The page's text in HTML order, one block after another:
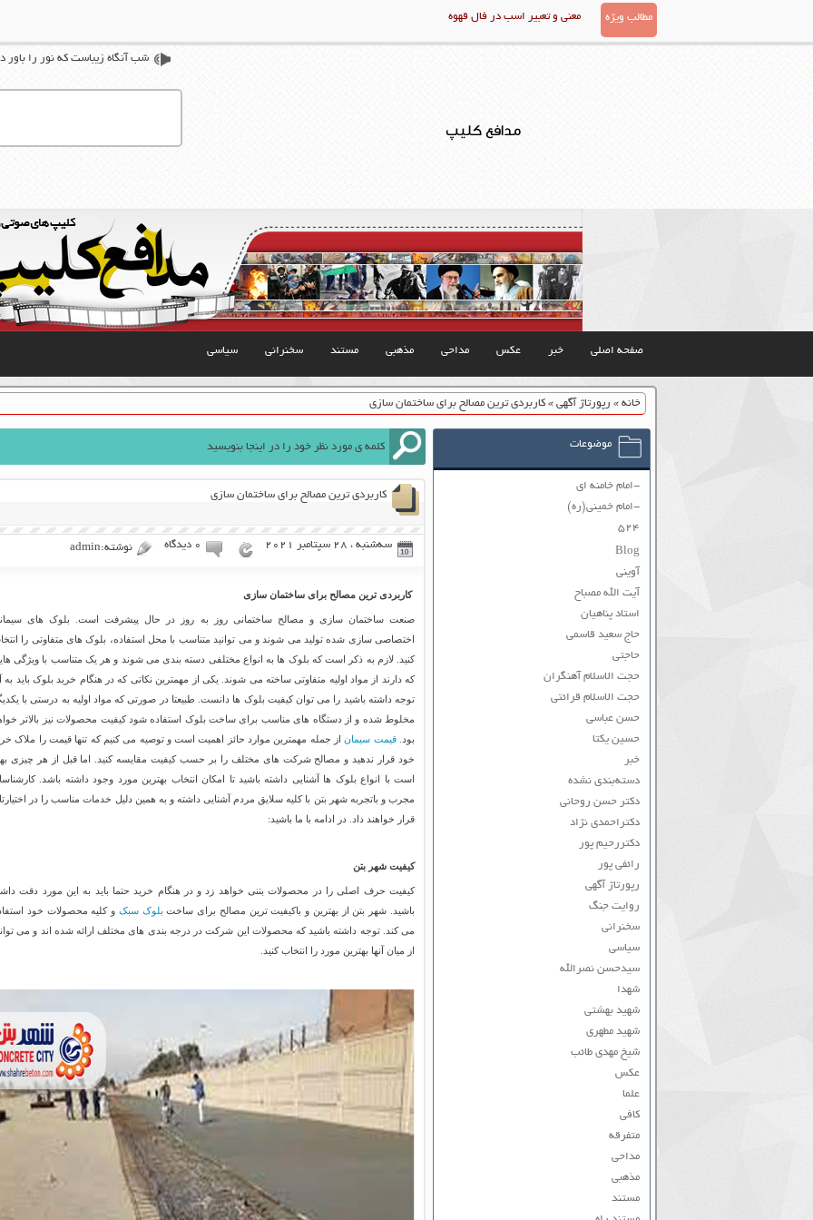
مطالب ویژه معنی و تعبیر اسب در فال قهوه
مدافع کلیپ
شب آنگاه زیباست که نور را باور
صفحه اصلی خبر عکس مداحی مذهبی مستند سخنرانی سیاسی
خانه» رپورتاژ آگهی» کاربردی ترین مصالح برای ساختمان سازی
کاربردی ترین مصالح برای ساختمان سازی
سه‌شنبه ، 28 سپتامبر 2021 ۰ دیدگاه نوشته:admin
کاربردی ترین مصالح برای ساختمان سازی
صنعت ساختمان سازی و مصالح ساختمانی روز به روز در حال پیشرفت است. بلوک های
اختصاصی سازی شده تولید می شوند و می توانید متناسب با محل استفاده، بلوک های متفاوتی را
کنید. لازم به ذکر است که بلوک ها به انواع مختلفی دسته بندی می شوند و هر یک متناسب با ویژگی
که دارند از مواد اولیه متفاوتی ساخته می شوند. یکی از مهمترین نکاتی که در هنگام خرید بلوک باید به
توجه داشته باشید را می توان کیفیت بلوک ها دانست. طبیعتا در صورتی که مواد اولیه به درستی با
مخلوط شده و از دستگاه های مناسب برای ساخت بلوک استفاده شود کیفیت محصولات نیز بالاتر
بود.قیمت سیماناز جمله مهمترین موارد حائز اهمیت است و توصیه می کنیم که تنها قیمت را ملاک
خود قرار ندهید و مصالح شرکت های مختلف را بر حسب کیفیت مقایسه کنید. اما قبل از هر چیزی
است با انواع بلوک ها آشنایی داشته باشید تا امکان انتخاب بهترین مورد وجود داشته باشد.
مجرب و باتجربه شهر بتن با کلیه سلایق مردم آشنایی داشته و به همین دلیل خدمات مناسب را در
قرار خواهند داد. در ادامه با ما باشید:
کیفیت شهر بتن
کیفیت حرف اصلی را در محصولات بتنی خواهد زد و در هنگام خرید حتما باید به این مورد دقت
باشید. شهر بتن از بهترین و باکیفیت ترین مصالح برای ساخت بلوک سبک و کلیه محصولات خود
می کند. توجه داشته باشید که محصولات این شرکت در درجه بندی های مختلف ارائه شده اند و می
از میان آنها بهترین مورد را انتخاب کنید.
موضوعات
-امام خامنه ای
-امام خمینی(ره)
۵۲۴
Blog
آوینی
آیت الله مصباح
استاد پناهیان
حاج سعید قاسمی
حاجتی
حجت الاسلام آهنگران
حجت الاسلام قرائتی
حسن عباسی
حسین یکتا
خبر
دسته‌بندی نشده
دکتر حسن روحانی
دکتراحمدی نژاد
دکتررحیم پور
رائفی پور
رپورتاژ آگهی
روایت جنگ
سخنرانی
سیاسی
سیدحسن نصرالله
شهدا
شهید بهشتی
شهید مطهری
شیخ مهدی طائب
عکس
علما
کافی
متفرقه
مداحی
مذهبی
مستند